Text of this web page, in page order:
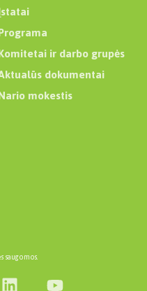
ir darbo grupės
dokumentai
mokestis
saugomos.